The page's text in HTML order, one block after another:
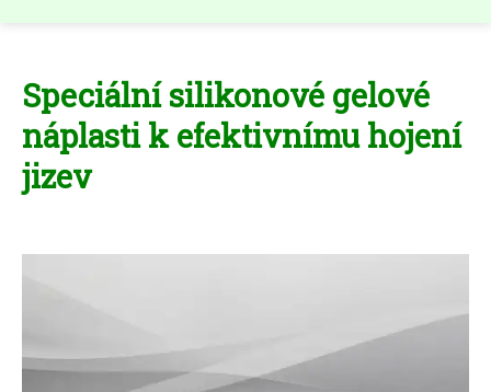
Speciální silikonové gelové
náplasti k efektivnímu hojení
jizev